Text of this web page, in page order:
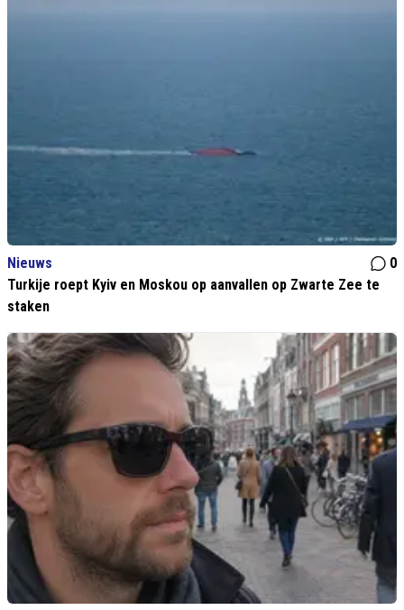
Nieuws
0
Turkije roept Kyiv en Moskou op aanvallen op Zwarte Zee te
staken